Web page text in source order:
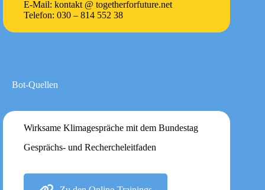
E-Mail: kontakt @ togetherforfuture.net
Telefon: 030 – 814 552 38
Bot-Quellen
Wirksame Klimagespräche mit dem Bundestag
Gesprächs- und Rechercheleitfaden